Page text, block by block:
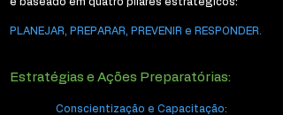
PLANEJAR, PREPARAR, PREVENIR e RESPONDER.
Estratégias e Ações Preparatórias:
Conscientização e Capacitação: